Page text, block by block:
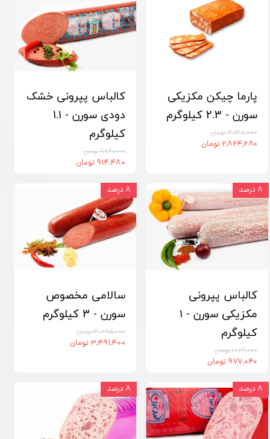
پارما چیکن مکزیکی
سورن - 2.3 کیلوگرم
۳,۱۴۸,۰۰۰ تومان
۲,۸۶۴,۶۸۰ تومان
کالباس پپرونی خشک
دودی سورن - 1.1
کیلوگرم
۹۹۴,۰۰۰ تومان
۹۱۴,۴۸۰ تومان
کالباس پپرونی
مکزیکی سورن - ۱
کیلوگرم
۱,۰۶۲,۰۰۰ تومان
۹۷۷,۰۴۰ تومان
۸ درصد
سالامی مخصوص
سورن - 3 کیلوگرم
۳,۷۹۵,۰۰۰ تومان
۳,۴۹۱,۴۰۰ تومان
۸ درصد
۸ درصد ۸ درصد